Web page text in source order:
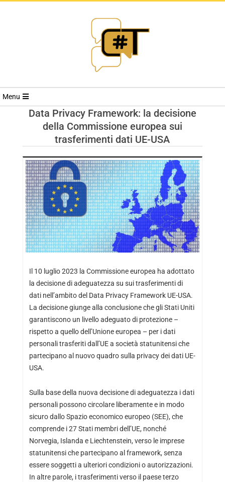
RIVISTA
TRENDS
Menu
Data Privacy Framework: la decisione
della Commissione europea sui
trasferimenti dati UE-USA
Il 10 luglio 2023 la Commissione europea ha adottato
la decisione di adeguatezza su sui trasferimenti di
dati nell’ambito del Data Privacy Framework UE-USA.
La decisione giunge alla conclusione che gli Stati Uniti
garantiscono un livello adeguato di protezione –
rispetto a quello dell’Unione europea – per i dati
personali trasferiti dall’UE a società statunitensi che
partecipano al nuovo quadro sulla privacy dei dati UE-
USA.
Sulla base della nuova decisione di adeguatezza i dati
personali possono circolare liberamente e in modo
sicuro dallo Spazio economico europeo (SEE), che
comprende i 27 Stati membri dell’UE, nonché
Norvegia, Islanda e Liechtenstein, verso le imprese
statunitensi che partecipano al framework, senza
essere soggetti a ulteriori condizioni o autorizzazioni.
In altre parole, i trasferimenti verso il paese terzo